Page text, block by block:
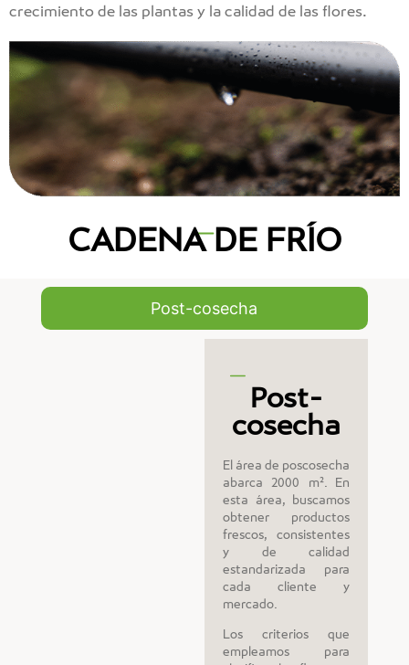
crecimiento de las plantas y la calidad de las flores.
CADENA DE FRÍO
Post-cosecha
Post-
cosecha
El área de poscosecha
abarca 2000 m². En
esta área, buscamos
obtener productos
frescos, consistentes
y de calidad
estandarizada para
cada cliente y
mercado.
Los criterios que
empleamos para